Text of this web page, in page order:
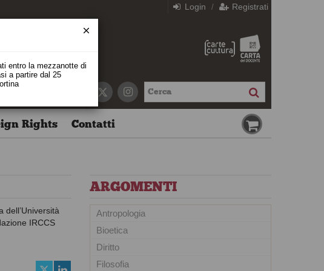
Login / Registrati
Rights Contatti
IRCCS
ARGOMENTI
Antropologia
Bioetica
Diritto
Filosofia
entro la mezzanotte di
a partire dal 25